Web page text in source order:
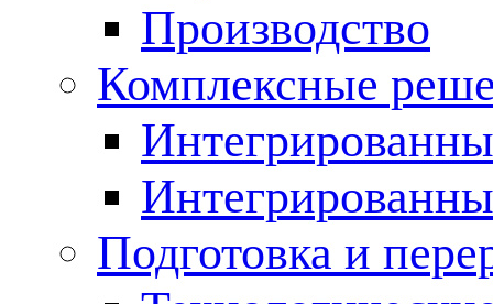
Производство
Комплексные
Подготовка и